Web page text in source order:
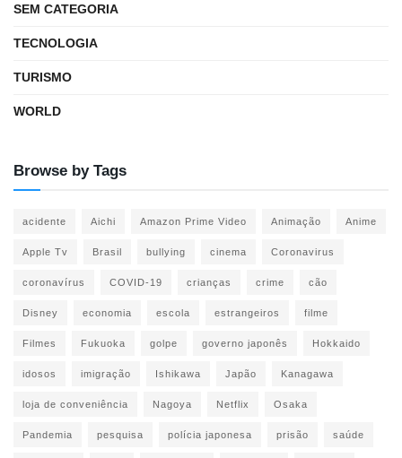
SEM CATEGORIA
TECNOLOGIA
TURISMO
WORLD
Browse by Tags
acidente Aichi Amazon Prime Video Animação Anime
Apple Tv Brasil bullying cinema Coronavirus
coronavírus COVID-19 crianças crime cão
Disney economia escola estrangeiros filme
Filmes Fukuoka golpe governo japonês Hokkaido
idosos imigração Ishikawa Japão Kanagawa
loja de conveniência Nagoya Netflix Osaka
Pandemia pesquisa polícia japonesa prisão saúde